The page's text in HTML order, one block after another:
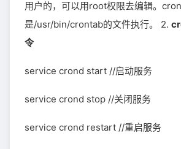
用户的，可以用root权限去编辑。
是/usr/bin/crontab的文件执行。 2.
令
service crond start //启动服务
service crond stop //关闭服务
service crond restart //重启服务